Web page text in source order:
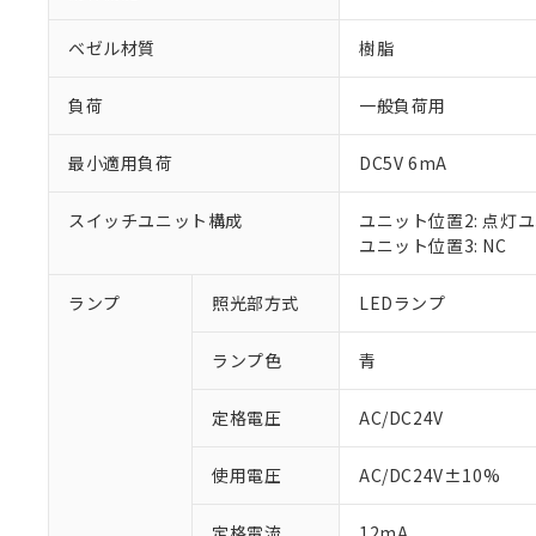
ベゼル材質 樹脂
負荷 一般負荷用
最小適用負荷 DC5V 6mA
スイッチユニット構成
ユニット位置2: 点灯
ユニット位置3: NC
ランプ 照光部方式 LEDランプ
ランプ色 青
定格電圧 AC/DC24V
使用電圧 AC/DC24V±10%
ご利用条件
以下の条件をお
※1 対応状況
対応予定：EU
対応予定なし：
調査・確認中：
非該当品：ライセ
※1 中国